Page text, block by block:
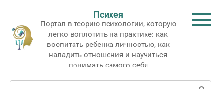
контенту
Психея
Портал в теорию психологии, которую
легко воплотить на практике: как
воспитать ребенка личностью, как
наладить отношения и научиться
понимать самого себя
Поиск: